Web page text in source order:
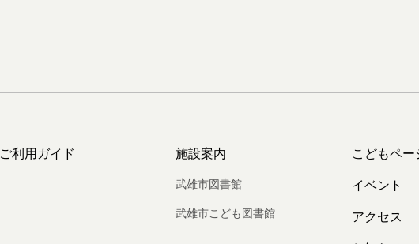
ご利用ガイド 施設案内
武雄市図書館
武雄市こども図書館
こどもペー
イベント
アクセス